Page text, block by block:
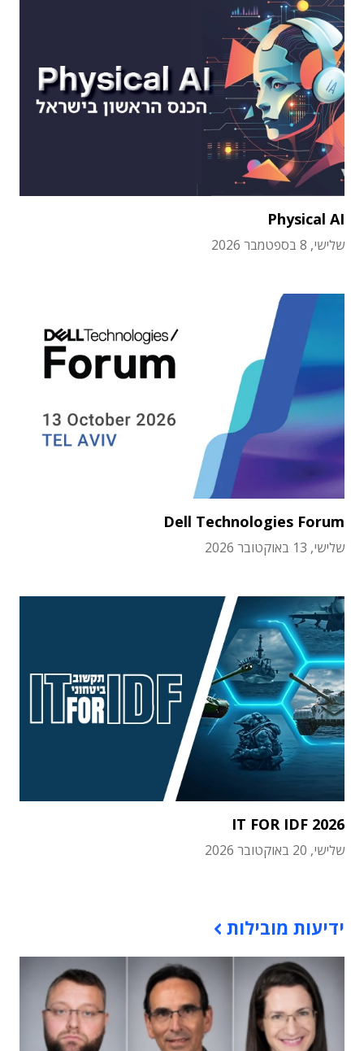
Physical AI
שלישי, 8 בספטמבר 2026
Dell Technologies Forum
שלישי, 13 באוקטובר 2026
IT FOR IDF 2026
שלישי, 20 באוקטובר 2026
ידיעות מובילות